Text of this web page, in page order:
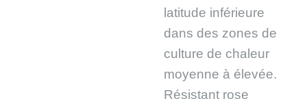
latitude inférieure
dans des zones de
culture de chaleur
moyenne à élevée.
Résistant rose